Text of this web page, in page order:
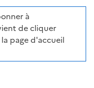
à
de cliquer
page d'accueil